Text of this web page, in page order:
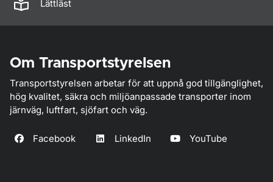
Lättläst
Om Transportstyrelsen
Transportstyrelsen arbetar för att uppnå god tillgänglighet,
hög kvalitet, säkra och miljöanpassade transporter inom
järnväg, luftfart, sjöfart och väg.
Facebook LinkedIn YouTube